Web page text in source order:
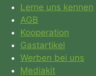
Lerne uns kennen
AGB
Kooperation
Gastartikel
Werben bei uns
Mediakit